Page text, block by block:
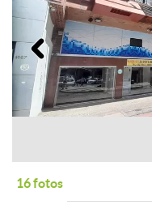
Anterior
16 fotos